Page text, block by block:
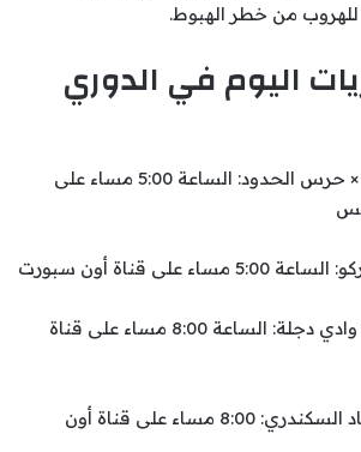
للهروب من خطر الهبوط.
اليومفي الدوري
– كهرباء الإسماعيلية × حرس الحدود: الساعة 5:00 مساء على
على قناة أون سبورت
– المقاولون العرب × وادي دجلة: الساعة 8:00 مساء على قناة
– غزل المحلة × الاتحاد السكندري: 8:00 مساء على قناة أون